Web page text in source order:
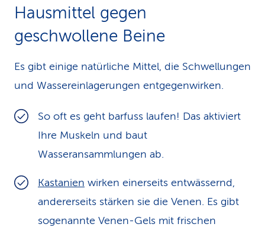
Hausmittel gegen
geschwollene Beine
Es gibt einige natürliche Mittel, die Schwellungen
und Wassereinlagerungen entgegenwirken.
So oft es geht barfuss laufen! Das aktiviert
Ihre Muskeln und baut
Wasseransammlungen ab.
Kastanien wirken einerseits entwässernd,
andererseits stärken sie die Venen. Es gibt
sogenannte Venen-Gels mit frischen